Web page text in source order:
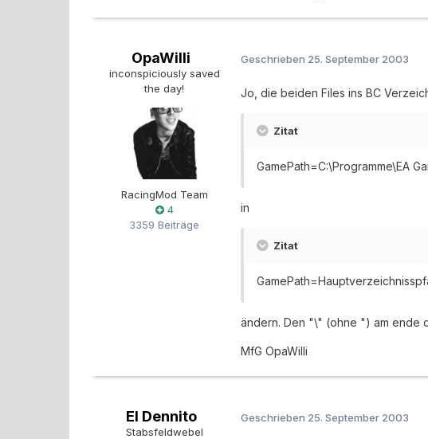
OpaWilli
inconspiciously saved
the day!
RacingMod Team
4
3359 Beiträge
Geschrieben 25. September 2003
Jo, die beiden Files ins BC
Zitat
GamePath=C:\Programme\EA
in
Zitat
ändern. Den "\" (ohne ") am ende
MfG OpaWilli
El Dennito
Stabsfeldwebel
Geschrieben 25. September 2003